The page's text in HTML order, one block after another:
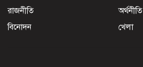
রাজনীতি
অর্থনীতি
বিনোদন
খেলা